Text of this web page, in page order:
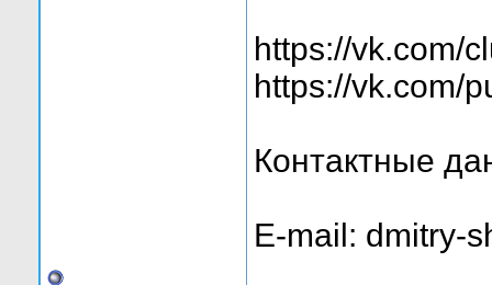
https://vk.com/
https://vk.com/
Контактные
E-mail: dmitry-